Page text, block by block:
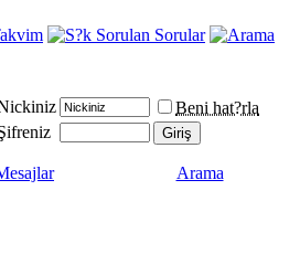
Beni hat?rla
Arama